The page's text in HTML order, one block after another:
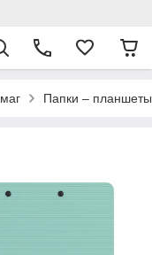
Папки – планшеты